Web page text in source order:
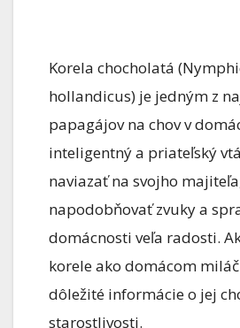
Korela chocholatá
hollandicus) je jedným z
papagájov na chov v
inteligentný a priateľský
naviazať na svojho
napodobňovať zvuky a
domácnosti veľa radosti.
korele ako domácom
dôležité informácie o jej
starostlivosti.